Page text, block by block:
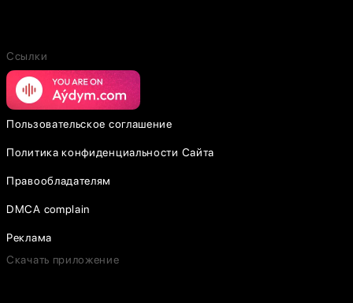
Ссылки
Пользовательское соглашение
Политика конфиденциальности Сайта
Правообладателям
DMCA complain
Реклама
Скачать приложение